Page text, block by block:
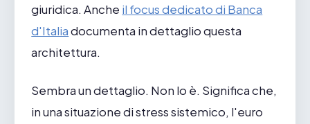
giuridica. Anche il focus dedicato di Banca
d'Italiadocumenta in dettaglio questa
architettura.
Sembra un dettaglio. Non lo è. Significa che,
in una situazione di stress sistemico, l'euro